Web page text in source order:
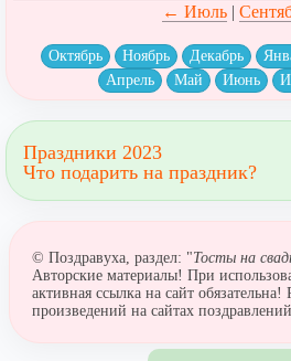
← Июль|
Октябрь Ноябрь Декабрь
Апрель
Май Июнь
Праздники 2023
Что подарить на праздник?
© Поздравуха, раздел: "Тосты на
Авторские материалы! При
активная ссылка на сайт
произведений на сайтах поздравлений